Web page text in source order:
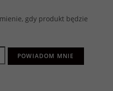
gdy produkt będzie
POWIADOM MNIE